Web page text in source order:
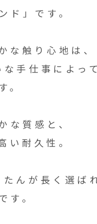
ド」です。
な触り心地は、
手仕事によっ
。
な質感と、
い耐久性。
んが長く選ば
す。